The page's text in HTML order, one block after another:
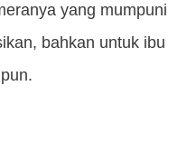
yang mumpuni
bahkan untuk ibu